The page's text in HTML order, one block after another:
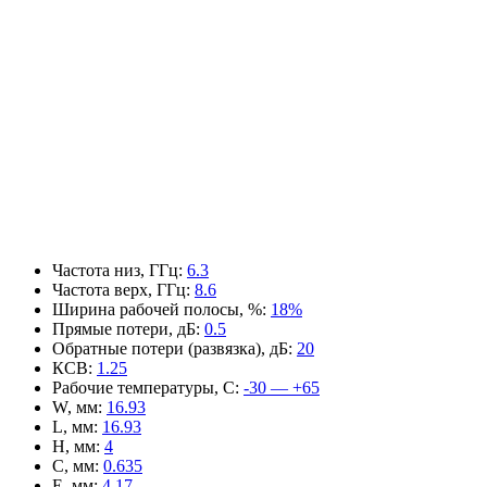
Частота низ, ГГц: 6.3
Частота верх, ГГц: 8.6
Ширина рабочей полосы, %: 18%
Прямые потери, дБ: 0.5
Обратные потери (развязка), дБ: 20
КСВ: 1.25
Рабочие температуры, С: -30 — +65
W, мм: 16.93
L, мм: 16.93
H, мм: 4
C, мм: 0.635